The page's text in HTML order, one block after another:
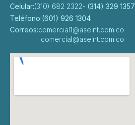
Celular:(310) 682 2322- (314) 329 1357
Teléfono:(601) 926 1304
Correos:comercial1@aseint.com.co
comercial@aseint.com.co